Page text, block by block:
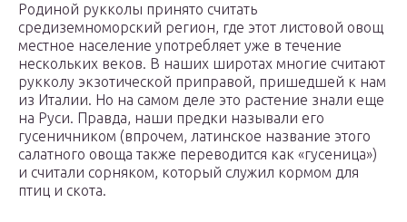
Родиной рукколы принято считать
средиземноморский регион, где этот листовой овощ
местное население употребляет уже в течение
нескольких веков. В наших широтах многие считают
рукколу экзотической приправой, пришедшей к нам
из Италии. Но на самом деле это растение знали еще
на Руси. Правда, наши предки называли его
гусеничником (впрочем, латинское название этого
салатного овоща также переводится как «гусеница»)
и считали сорняком, который служил кормом для
птиц и скота.